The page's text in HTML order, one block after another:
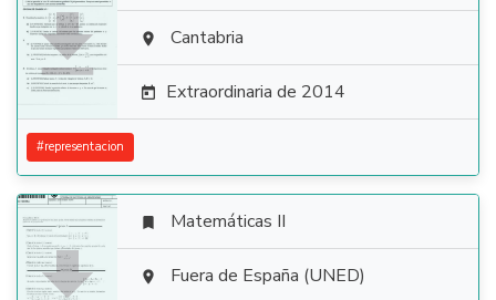
  Cantabria
 Extraordinaria de 2014
#representacion
 Matemáticas II
 Fuera de España (UNED)